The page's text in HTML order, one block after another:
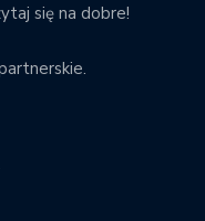
się na dobre!